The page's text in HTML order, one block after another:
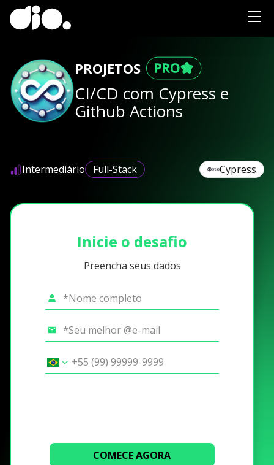
PROJETOS
CI/CD com Cypress e
Github Actions
Intermediário Full-Stack Cypress
Inicie o desafio
Preencha seus dados
COMECE AGORA